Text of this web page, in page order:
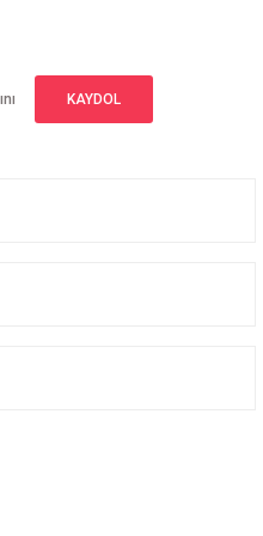
KAYDOL